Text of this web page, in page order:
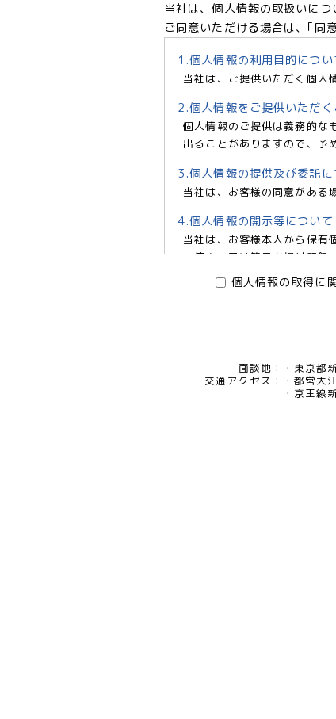
当社は、個人情報の取扱いにつ
ご同意いただける場合は、｢同
1.個人情報の利用目的につい
当社は、ご提供いただく個人
2.個人情報をご提供いただ
個人情報のご提供は義務的な
出ることがありますので、予
3.個人情報の提供及び委託に
当社は、お客様の同意がある
4.個人情報の開示等について
当社は、お客様本人から保有
の停止、又は第三者提供記
6966 e-
eメール：
個人情報の取得に
面談地：
東京都
交通アクセス：
都営大
京王線